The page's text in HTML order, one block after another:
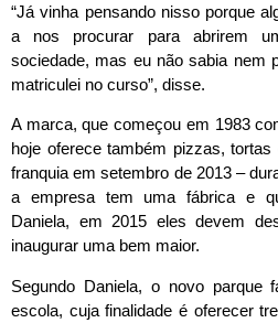
“Já vinha pensando nisso porque
a nos procurar para abrirem
sociedade, mas eu não sabia nem
matriculei no curso”, disse.
A marca, que começou em 1983
hoje oferece também pizzas,
franquia em setembro de 2013 –
a empresa tem uma fábrica e
Daniela, em 2015 eles devem
inaugurar uma bem maior.
Segundo Daniela, o novo parque
escola, cuja finalidade é oferecer